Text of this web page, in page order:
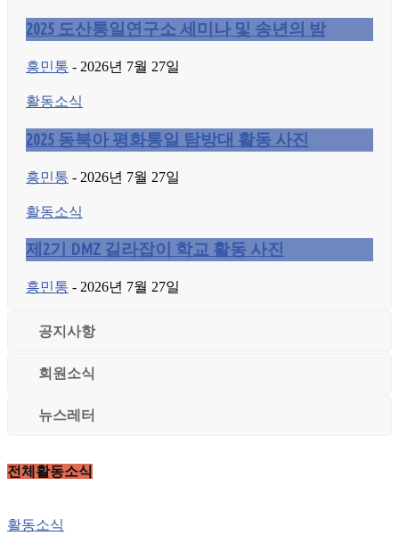
2025 도산통일연구소 세미나 및 송년의 밤
흥민통 - 2026년 7월 27일
활동소식
2025 동북아 평화통일 탐방대 활동 사진
흥민통 - 2026년 7월 27일
활동소식
제2기 DMZ 길라잡이 학교 활동 사진
흥민통 - 2026년 7월 27일
공지사항
회원소식
뉴스레터
전체활동소식
활동소식